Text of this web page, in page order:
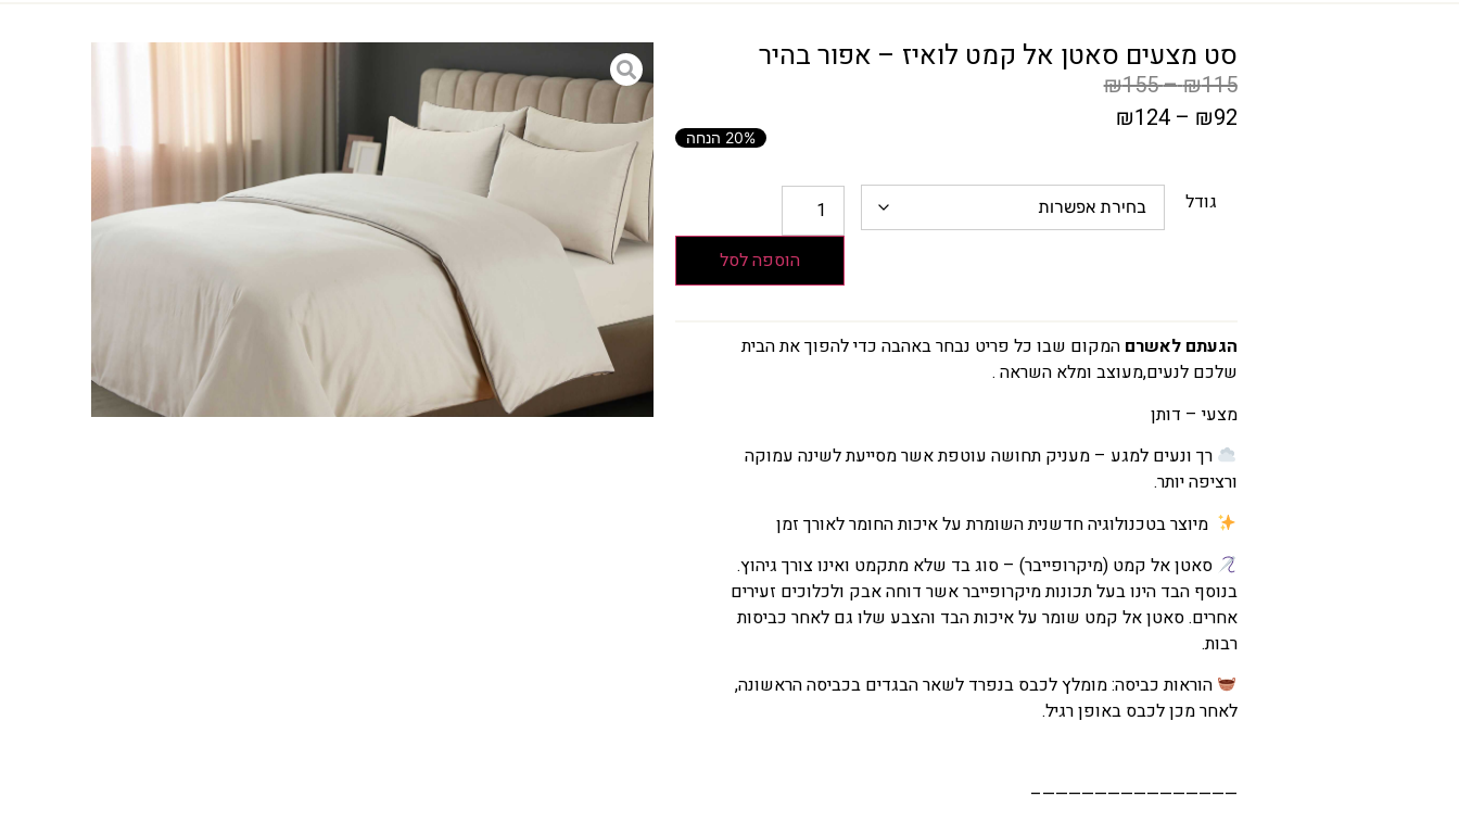
סט מצעים סאטן אל קמט לואיז – אפור בהיר
₪115
–
₪155
₪92
–
₪124
הוא
טווח
מחירים:
עד
⁦₪155⁩
המחיר
הנוכחי
הוא
₪92
–
₪124
טווח
עד
20% הנחה
גודל
הוספה לסל
הגעתם לאשרם המקום שבו כל פריט נבחר באהבה כדי להפוך את הבית
שלכם לנעים,מעוצב ומלא השראה .
מצעי – דותן
רך ונעים למגע – מעניק תחושה עוטפת אשר מסייעת לשינה עמוקה
ורציפה יותר.
מיוצר בטכנולוגיה חדשנית השומרת על איכות החומר לאורך זמן
סאטן אל קמט (מיקרופייבר) – סוג בד שלא מתקמט ואינו צורך גיהוץ.
בנוסף הבד הינו בעל תכונות מיקרופייבר אשר דוחה אבק ולכלוכים זעירים
אחרים. סאטן אל קמט שומר על איכות הבד והצבע שלו גם לאחר כביסות
רבות.
הוראות כביסה: מומלץ לכבס בנפרד לשאר הבגדים בכביסה הראשונה,
לאחר מכן לכבס באופן רגיל.
———————————————–